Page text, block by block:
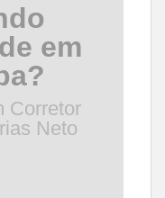
em
Corretor
Neto